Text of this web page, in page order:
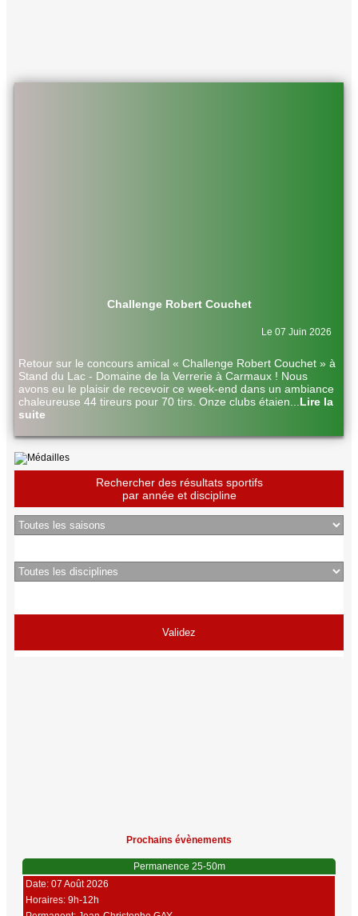
Challenge Robert Couchet
Le 07 Juin 2026
Retour sur le concours amical « Challenge Robert Couchet » à
Stand du Lac - Domaine de la Verrerie à Carmaux ! Nous
avons eu le plaisir de recevoir ce week-end dans un ambiance
chaleureuse 44 tireurs pour 70 tirs. Onze clubs étaien
Lire la
suite
Rechercher des résultats sportifs
par année et discipline
Prochains évènements
Permanence 25-50m
Date: 07 Août 2026
Horaires: 9h-12h